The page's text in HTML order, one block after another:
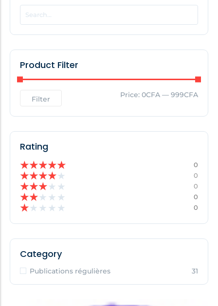
POPULAR THIS WEEK
No Posts Found!
No Posts Found!
Product Filter
Filter Price: 0CFA — 999CFA
Rating
★★★★★ 0
★★★★★ 0
★★★★ ★ 0
★★★ ★ ★ 0
★★ ★ ★ ★ 0
Category
Publications régulières 31